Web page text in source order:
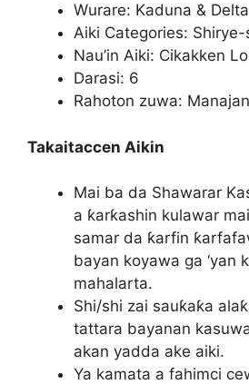
Wurare: Kaduna & Delta
Aiki Categories: Shirye-
Nau’in Aiki: Cikakken
Darasi: 6
Rahoton zuwa:
Takaitaccen Aikin
Mai ba da Shawarar
a ƙarƙashin kulawar
samar da ƙarfin
bayan koyawa ga ‘yan
mahalarta.
Shi/shi zai sauƙaƙa
tattara bayanan
akan yadda ake aiki.
Ya kamata a fahimci